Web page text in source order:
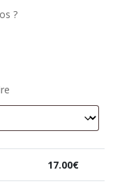
?
17.00€